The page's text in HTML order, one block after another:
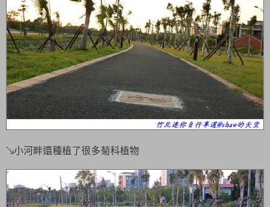
↘小河畔還種植了很多菊科植物